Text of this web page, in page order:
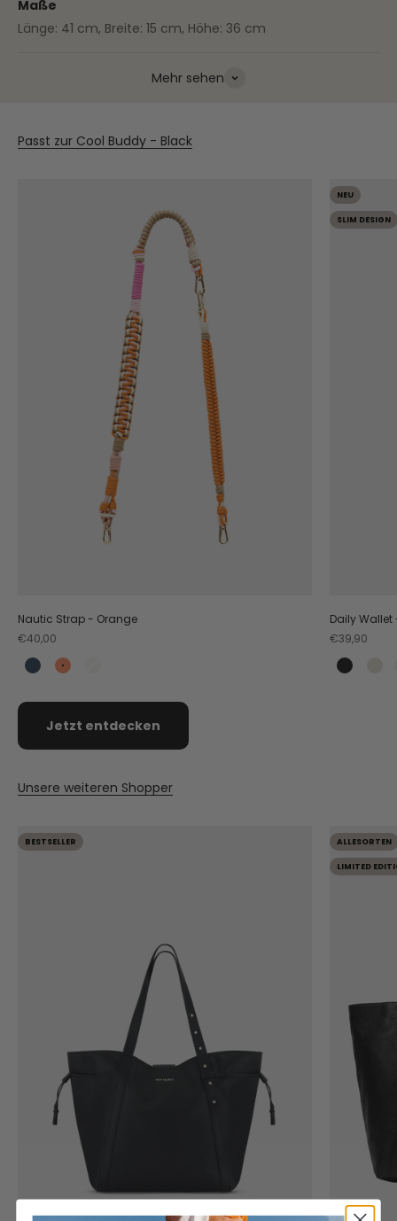
Maße
Länge: 41 cm, Breite: 15 cm, Höhe: 36 cm
Mehr sehen
Passt zur Cool Buddy - Black
Nautic Strap - Orange
Angebot
€40,00
Teal Orange
NEU
SLIM DESIGN
Daily Wallet
Angebot
€39,90
Black
Jetzt entdecken
Unsere weiteren Shopper
BESTSELLER ALLESORTEN
LIMITED